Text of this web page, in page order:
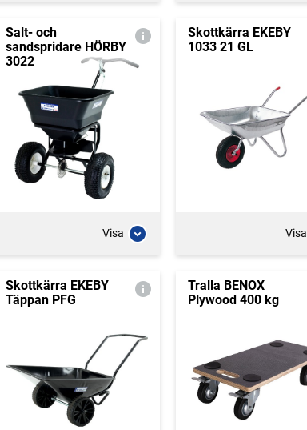
Salt- och
sandspridare HÖRBY
3022
Visa
Skottkärra EKEBY
1033 21 GL
Visa
Skottkärra EKEBY
Täppan PFG
Tralla BENOX
Plywood 400 kg